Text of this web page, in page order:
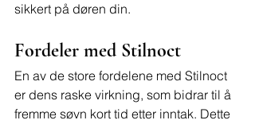
sikkert på døren din.
Fordeler med Stilnoct
En av de store fordelene med Stilnoct
er dens raske virkning, som bidrar til å
fremme søvn kort tid etter inntak. Dette